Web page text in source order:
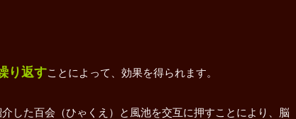
り返すことによって、効果を得られます。
した百会（ひゃくえ）と風池を交互に押すことにより、脳